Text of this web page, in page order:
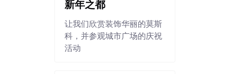
新年之都
让我们欣赏装饰华丽的莫斯
科，并参观城市广场的庆祝
活动